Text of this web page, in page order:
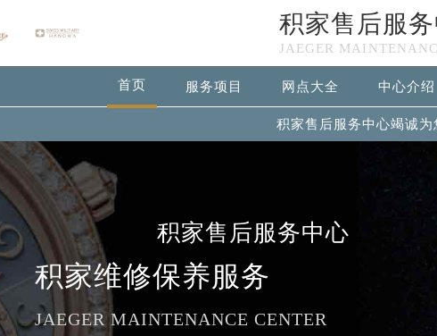
积家售后服
JAEGER
首页 服务项目 网点大全 中心介绍
积家售后服务中心竭诚为
积家售后服务中心
积家维修保养服务
JAEGER MAINTENANCE CENTER